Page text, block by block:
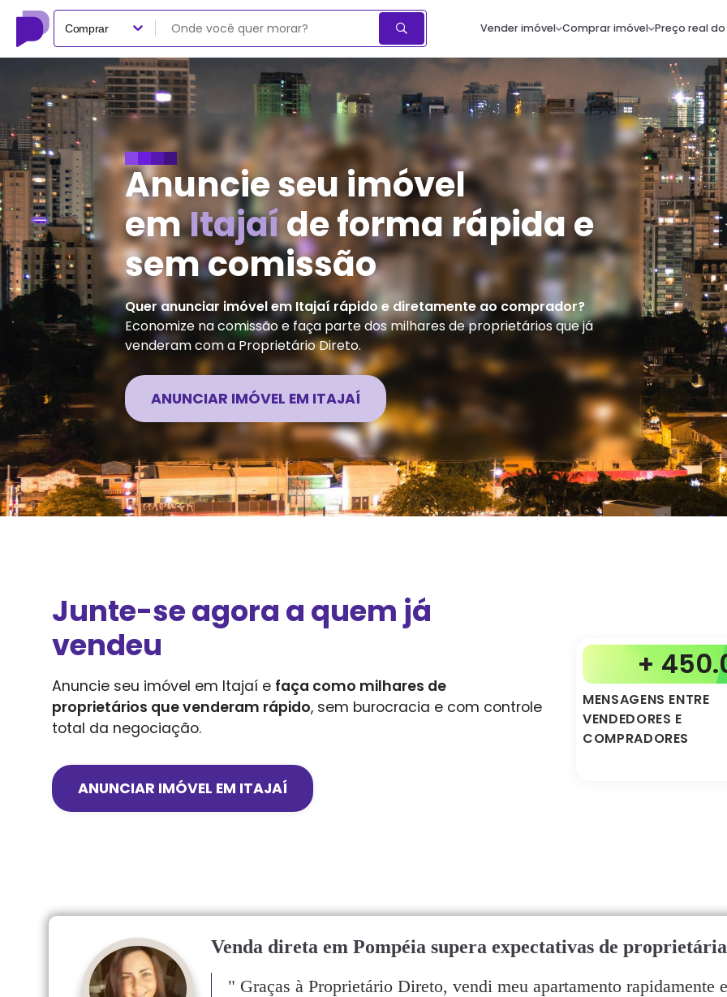
Comprar Vender imóvel Comprar imóvel Preço real do
Anuncie seu imóvel
emItajaíde forma rápida e
sem comissão
Quer anunciar imóvel emItajaí rápido e diretamente ao comprador?
Economize na comissão e faça parte dos milhares de proprietários que já
venderam com a Proprietário Direto.
ANUNCIAR IMÓVEL EM ITAJAÍ
Junte-se agora a quem já
vendeu
Anuncie seu imóvel em Itajaí e faça como milhares de
proprietários que venderam rápido, sem burocracia e com controle
total da negociação.
ANUNCIAR IMÓVEL EM ITAJAÍ
+
MENSAGENS ENTRE
VENDEDORES E
COMPRADORES
Venda direta em Pompéia supera expectativas de
" Graças à Proprietário Direto, vendi meu apartamento rapidamente